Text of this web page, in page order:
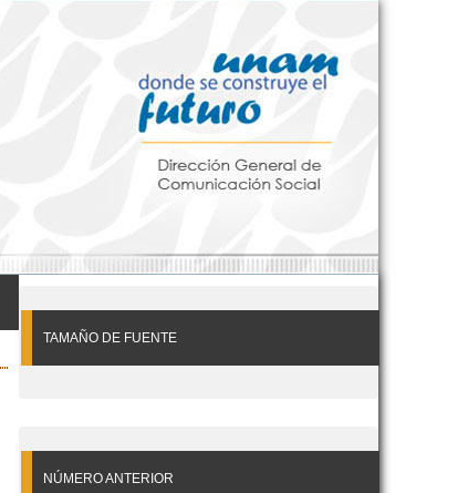
TAMAÑO DE FUENTE
NÚMERO ANTERIOR